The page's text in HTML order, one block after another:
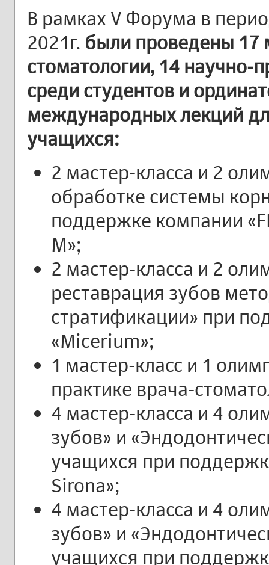
В рамках V Форума в
2021г. были проведены 17
стоматологии, 14 научно-
среди студентов и
международных лекций
учащихся:
2 мастер-класса и 2
обработке системы
поддержке компании
М»;
2 мастер-класса и 2
реставрация зубов
стратификации» при
«Micerium»;
1 мастер-класс и 1
практике врача-
4 мастер-класса и 4
зубов» и
учащихся при
Sirona»;
4 мастер-класса и 4
зубов» и
учащихся при